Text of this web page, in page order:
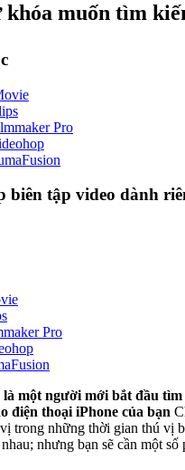
khóa muốn tìm
Pro
biên tập video dành
Pro
một người mới bắt đầu
điện thoại iPhone của bạn
những thời gian thú vị bằng cách nhấn vào
nhưng bạn sẽ cần một